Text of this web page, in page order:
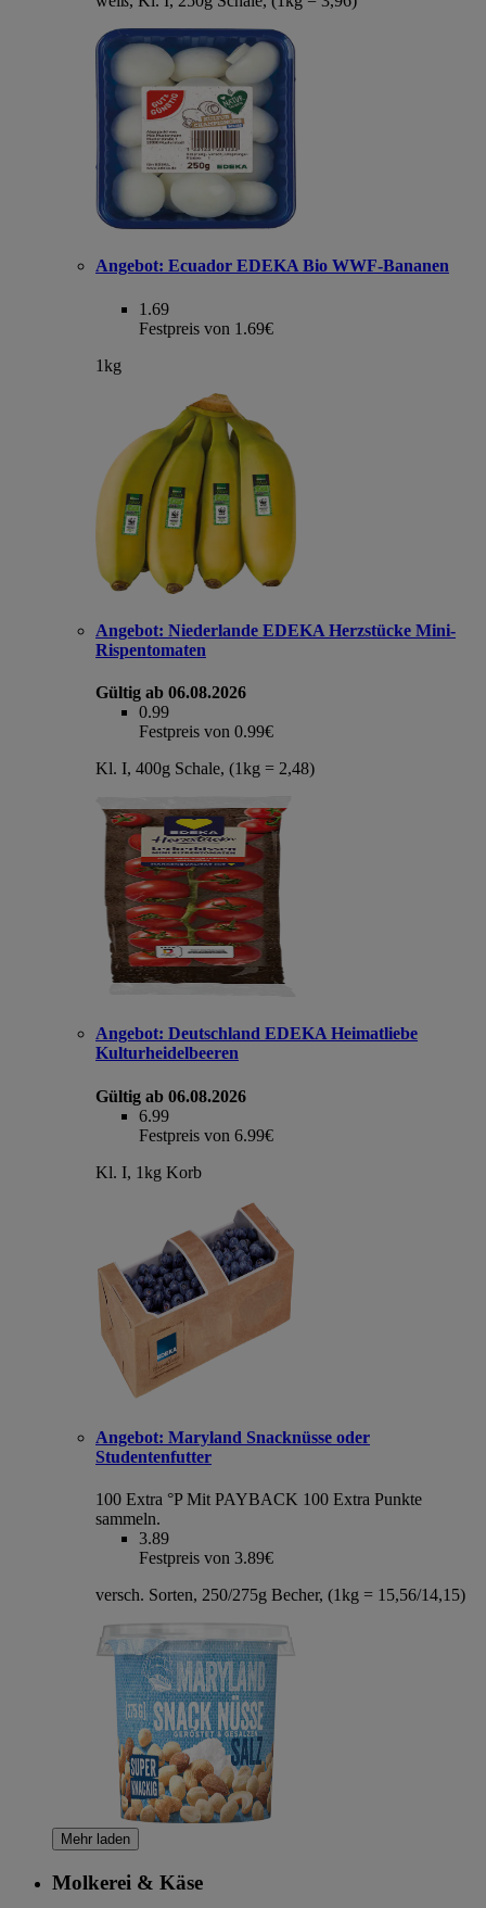
Angebot: Ecuador EDEKA Bio WWF-Bananen
1.69
Festpreis von 1.69€
1kg
Angebot: Niederlande EDEKA Herzstücke Mini-
Rispentomaten
Gültig ab 06.08.2026
0.99
Festpreis von 0.99€
Kl. I, 400g Schale, (1kg = 2,48)
Angebot: Deutschland EDEKA Heimatliebe
Kulturheidelbeeren
Gültig ab 06.08.2026
6.99
Festpreis von 6.99€
Kl. I, 1kg Korb
Angebot: Maryland Snacknüsse oder
Studentenfutter
100 Extra °P Mit PAYBACK 100 Extra Punkte
sammeln.
3.89
Festpreis von 3.89€
versch. Sorten, 250/275g Becher, (1kg = 15,56/14,15)
Mehr laden
Molkerei & Käse